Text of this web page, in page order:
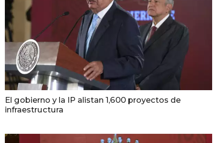
El gobierno y la IP alistan 1,600 proyectos de
infraestructura